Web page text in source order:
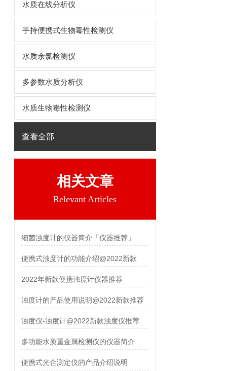
水质在线分析仪
手持便携式生物毒性检测仪
水质余氯检测仪
多参数水质分析仪
水质生物毒性检测仪
查看全部
相关文章
Relevant Articles
细菌浊度计的仪器简介「仪器推荐」
便携式浊度计的功能介绍@2022新款
2022年新款便携浊度计仪器推荐
浊度计的产品使用说明@2022新款推荐
浊度仪-浊度计@2022新款浊度仪推荐
多功能水质重金属检测仪的仪器简介
便携式光合测定仪的产品介绍说明